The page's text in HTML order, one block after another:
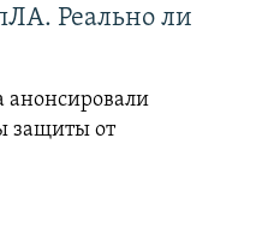
Реально ли
анонсировали
защиты от